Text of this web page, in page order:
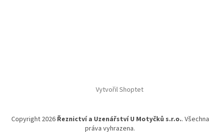
Vytvořil Shoptet
Copyright 2026 Řeznictví a Uzenářství U Motyčků s.r.o.. Všechna
práva vyhrazena.